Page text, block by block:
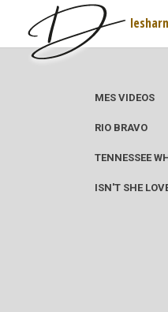
MES VIDEOS
RIO BRAVO
TENNESSEE
ISN'T SHE